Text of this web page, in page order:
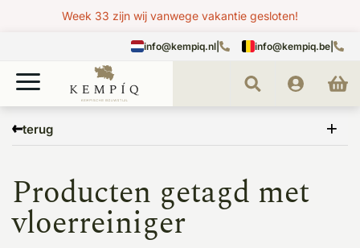
Week 33 zijn wij vanwege vakantie gesloten!
info@kempiq.nl info@kempiq.be
terug
vloerreiniger
Producten getagd met
vloerreiniger